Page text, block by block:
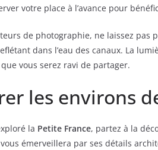
votre place à l’avance pour
de photographie, ne laissez pas
dans l’eau des canaux. La
vous serez ravi de partager.
les environs
la Petite France, partez à la
vous émerveillera par ses détails